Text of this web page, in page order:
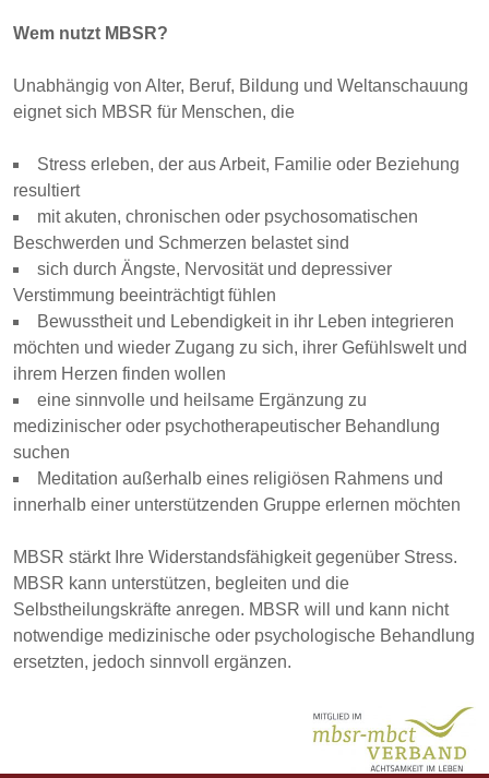
Wem nutzt MBSR?
Unabhängig von Alter, Beruf, Bildung und Weltanschauung
eignet sich MBSR für Menschen, die
Stress erleben, der aus Arbeit, Familie oder Beziehung
resultiert
mit akuten, chronischen oder psychosomatischen
Beschwerden und Schmerzen belastet sind
sich durch Ängste, Nervosität und depressiver
Verstimmung beeinträchtigt fühlen
Bewusstheit und Lebendigkeit in ihr Leben integrieren
möchten und wieder Zugang zu sich, ihrer Gefühlswelt und
ihrem Herzen finden wollen
eine sinnvolle und heilsame Ergänzung zu
medizinischer oder psychotherapeutischer Behandlung
suchen
Meditation außerhalb eines religiösen Rahmens und
innerhalb einer unterstützenden Gruppe erlernen möchten
MBSR stärkt Ihre Widerstandsfähigkeit gegenüber Stress.
MBSR kann unterstützen, begleiten und die
Selbstheilungskräfte anregen. MBSR will und kann nicht
notwendige medizinische oder psychologische Behandlung
ersetzten, jedoch sinnvoll ergänzen.